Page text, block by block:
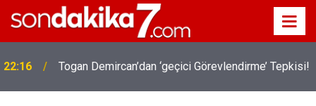
22:16 Togan Demircan’dan ‘geçici Görevlendirme’ Tepkisi!